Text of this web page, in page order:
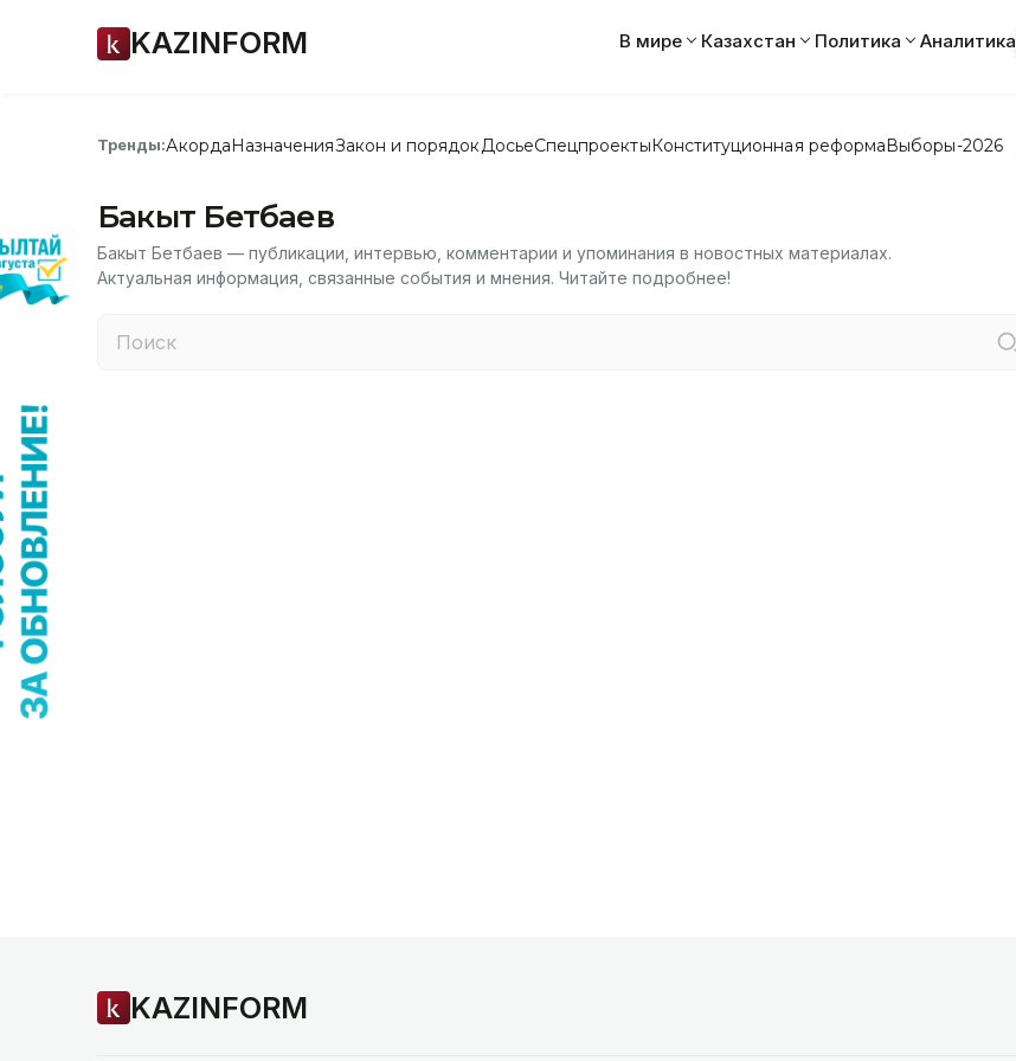
KAZINFORM В мире Казахстан Политика Аналитика
Тренды:АкордаНазначенияЗакон и порядок ДосьеСпецпроектыКонституционная реформаВыборы-2026
Бакыт Бетбаев
Бакыт Бетбаев — публикации, интервью, комментарии и упоминания в новостных материалах.
Актуальная информация, связанные события и мнения. Читайте подробнее!
KAZINFORM